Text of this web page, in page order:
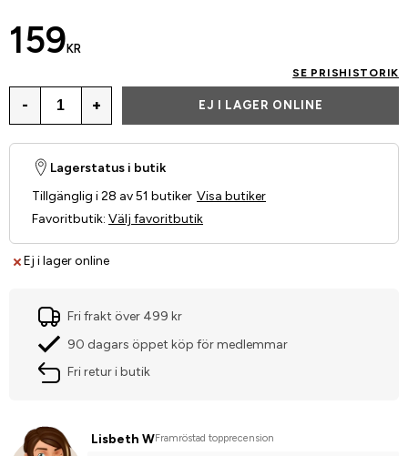
159 KR
SE PRISHISTORIK
- + EJ I LAGER ONLINE
Ej i lager online
Lagerstatus i butik
Tillgänglig i 28 av 51 butiker Visa butiker
Favoritbutik: Välj favoritbutik
Fri frakt över 499 kr
90 dagars öppet köp för medlemmar
Fri retur i butik
Lisbeth WFramröstad topprecension